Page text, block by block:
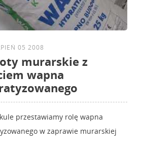
05 2008
murarskie z
wapna
przestawiamy rolę wapna
w zaprawie murarskiej